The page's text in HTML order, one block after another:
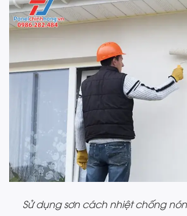
Sử dụng sơn cách nhiệt chống